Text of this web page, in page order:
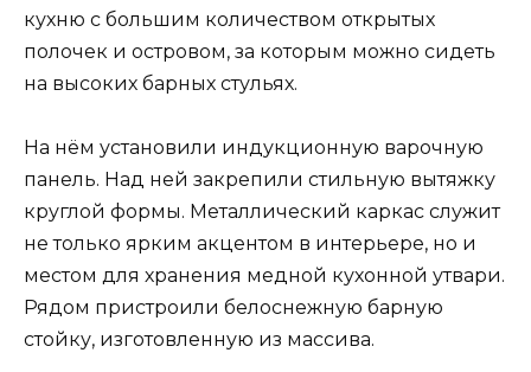
кухню с большим количеством открытых
полочек и островом, за которым можно сидеть
на высоких барных стульях.
На нём установили индукционную варочную
панель. Над ней закрепили стильную вытяжку
круглой формы. Металлический каркас служит
не только ярким акцентом в интерьере, но и
местом для хранения медной кухонной утвари.
Рядом пристроили белоснежную барную
стойку, изготовленную из массива.